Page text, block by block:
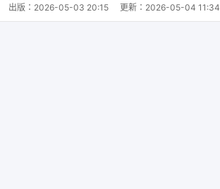
出版： 2026-05-03 20:15 更新： 2026-05-04 11:34